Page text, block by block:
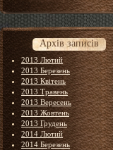
Архів записів
2013 Лютий
2013 Березень
2013 Квітень
2013 Травень
2013 Вересень
2013 Жовтень
2013 Грудень
2014 Лютий
2014 Березень